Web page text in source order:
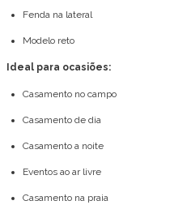
Fenda na lateral
Modelo reto
Ideal para ocasiões:
Casamento no campo
Casamento de dia
Casamento a noite
Eventos ao ar livre
Casamento na praia